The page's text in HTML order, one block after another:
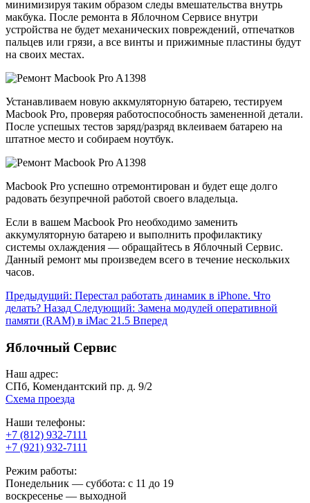
минимизируя таким образом следы вмешательства внутрь
макбука. После ремонта в Яблочном Сервисе внутри
устройства не будет механических повреждений, отпечатков
пальцев или грязи, а все винты и прижимные пластины будут
на своих местах.
Устанавливаем новую аккмуляторную батарею, тестируем
Macbook Pro, проверяя работоспособность замененной детали.
После успешых тестов заряд/разряд вклеиваем батарею на
штатное место и собираем ноутбук.
Macbook Pro успешно отремонтирован и будет еще долго
радовать безупречной работой своего владельца.
Если в вашем Macbook Pro необходимо заменить
аккумуляторную батарею и выполнить профилактику
системы охлаждения — обращайтесь в Яблочный Сервис.
Данный ремонт мы произведем всего в течение нескольких
часов.
Предыдущий: Перестал работать динамик в iPhone. Что
делать? Назад Следующий: Замена модулей оперативной
памяти (RAM) в iMac 21.5 Вперед
Яблочный Сервис
Наш адрес:
СПб, Комендантский пр. д. 9/2
Схема проезда
Наши телефоны:
+7 (812) 932-7111
+7 (921) 932-7111
Режим работы:
Понедельник — суббота: с 11 до 19
воскресенье — выходной